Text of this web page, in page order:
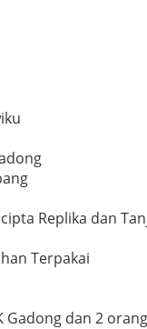
Replika dan
Terpakai
dan 2